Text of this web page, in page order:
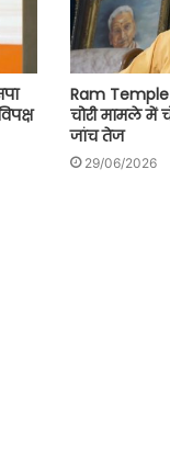
Ram Temple
चोरी मामले में
जांच तेज
29/06/2026